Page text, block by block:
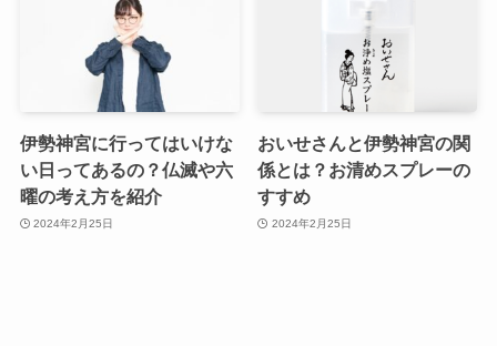
伊勢神宮に行ってはいけな
い日ってあるの？仏滅や六
曜の考え方を紹介
2024年2月25日
おいせさんと伊勢神宮の関
係とは？お清めスプレーの
すすめ
2024年2月25日